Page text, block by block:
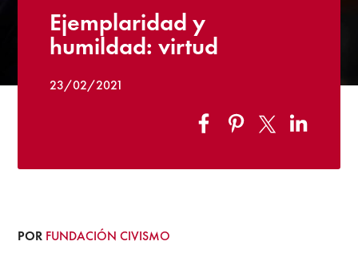
Ejemplaridad y
humildad: virtud
23/02/2021
POR FUNDACIÓN CIVISMO